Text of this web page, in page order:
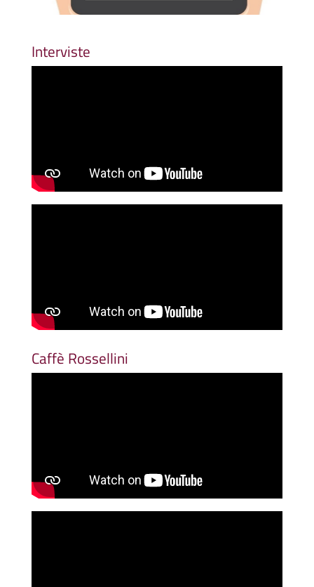
Interviste
Caffè Rossellini